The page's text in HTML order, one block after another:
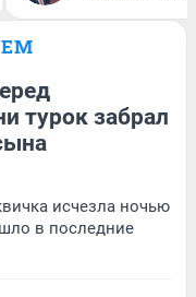
турок забрал
исчезла ночью
в последние